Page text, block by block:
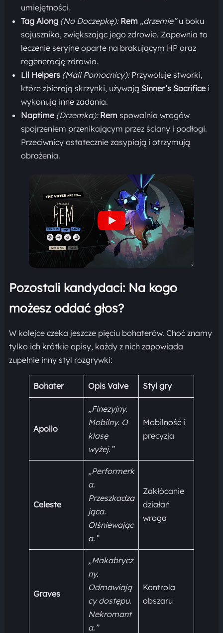
umiejętności.
Tag Along (Na Doczepkę): Rem„drzemie”u boku
sojusznika, zwiększając jego zdrowie. Zapewnia to
leczenie seryjne oparte na brakującym HP oraz
regenerację zdrowia.
Lil Helpers (Mali Pomocnicy): Przywołuje stworki,
które zbierają skrzynki, używają Sinner’s Sacrificei
wykonują inne zadania.
Naptime (Drzemka): Remspowalnia wrogów
spojrzeniem przenikającym przez ściany i podłogi.
Przeciwnicy ostatecznie zasypiają i otrzymują
obrażenia.
Pozostali kandydaci: Na kogo
możesz oddać głos?
W kolejce czeka jeszcze pięciu bohaterów. Choć znamy
tylko ich krótkie opisy, każdy z nich zapowiada
zupełnie inny styl rozgrywki:
Bohater Opis Valve Styl gry
Apollo
„Finezyjny.
Mobilny. O
klasę
wyżej.”
Mobilność i
precyzja
Celeste
„Performerk
a.
Przeszkadza
jąca.
Olśniewając
a.”
Zakłócanie
działań
wroga
Graves
„Makabrycz
ny.
Odmawiają
cy dostępu.
Nekromant
a.”
Kontrola
obszaru